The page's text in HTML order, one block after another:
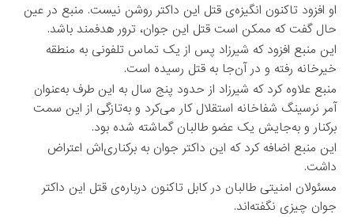
او افزود تاکنون انگیزه‌ی قتل این داکتر روشن نیست. منبع در عین
حال گفت که ممکن است قتل این جوان، ترور هدفمند باشد.
این منبع افزود که شیرزاد پس از یک تماس تلفونی به منطقه
خیرخانه رفته و در آن‌جا به قتل رسیده است.
منبع علاوه کرد که شیرزاد از حدود پنج سال به این طرف به‌عنوان
آمر نرسینگ شفاخانه استقلال کار می‌کرد و به‌تازگی از این سمت
برکنار و به‌جایش یک عضو طالبان گماشته شده بود.
این منبع اضافه کرد که این داکتر جوان به‌ برکناری‌اش اعتراض
داشت.
مسئولان امنیتی طالبان در کابل تاکنون درباره‌ی قتل این داکتر
جوان چیزی نگفته‌اند.